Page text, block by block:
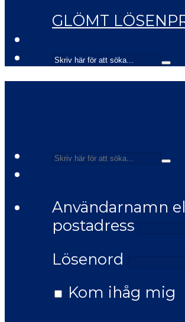
GLÖMT
Användarnamn
postadress
Lösenord
Kom ihåg mig